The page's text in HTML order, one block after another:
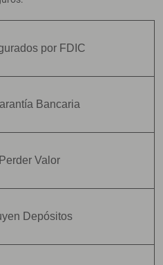
por FDIC
Bancaria
Valor
Depósitos